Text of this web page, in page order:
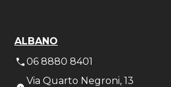
ALBANO
06 8880 8401
Via Quarto Negroni, 13